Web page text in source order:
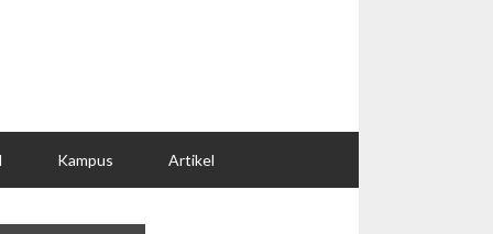
Kampus Artikel